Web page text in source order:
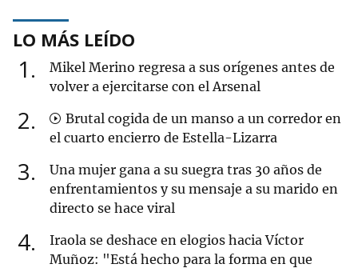
LO MÁS LEÍDO
1
Mikel Merino regresa a sus orígenes antes de
volver a ejercitarse con el Arsenal
2
Brutal cogida de un manso a un corredor en
el cuarto encierro de Estella-Lizarra
3
Una mujer gana a su suegra tras 30 años de
enfrentamientos y su mensaje a su marido en
directo se hace viral
4
Iraola se deshace en elogios hacia Víctor
Muñoz: "Está hecho para la forma en que